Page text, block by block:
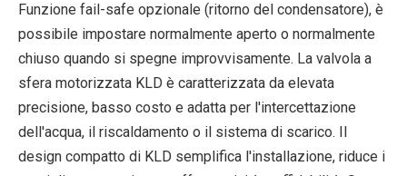
Funzione fail-safe opzionale (ritorno del condensatore), è
possibile impostare normalmente aperto o normalmente
chiuso quando si spegne improvvisamente. La valvola a
sfera motorizzata KLD è caratterizzata da elevata
precisione, basso costo e adatta per l'intercettazione
dell'acqua, il riscaldamento o il sistema di scarico. Il
design compatto di KLD semplifica l'installazione, riduce i